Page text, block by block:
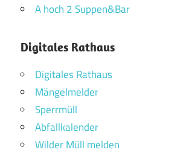
A hoch 2 Suppen&Bar
Digitales Rathaus
Digitales Rathaus
Mängelmelder
Sperrmüll
Abfallkalender
Wilder Müll melden